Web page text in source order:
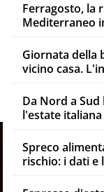
Ferragosto, la
Mediterraneo
Giornata della
vicino casa.
Da Nord a
l'estate italiana
Spreco
rischio: i dati e